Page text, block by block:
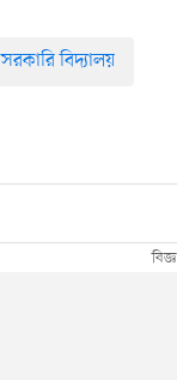
সরকারি বিদ্যালয়